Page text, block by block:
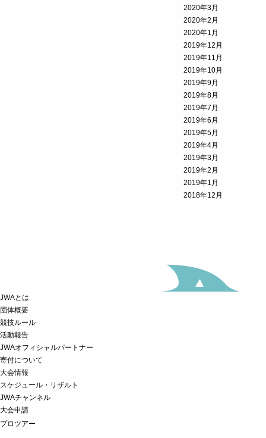
2020年3月
2020年2月
2020年1月
2019年12月
2019年11月
2019年10月
2019年9月
2019年8月
2019年7月
2019年6月
2019年5月
2019年4月
2019年3月
2019年2月
2019年1月
2018年12月
JWAとは
団体概要
競技ルール
活動報告
JWAオフィシャルパートナー
寄付について
大会情報
スケジュール・リザルト
JWAチャンネル
大会申請
プロツアー